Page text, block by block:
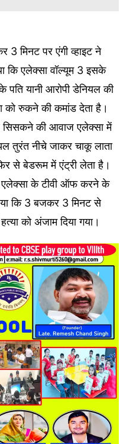
मिनट पर एंगी व्हाइट ने
कि एलेक्सा वॉल्यूम 3 इसके
यानी आरोपी डेनियल की
को रुकने की कमांड देता है।
की आवाज एलेक्सा में
तुरंत नीचे जाकर चाकू लाता
से बेडरूम में एंट्री लेता है।
के टीवी ऑफ करने के
कि 3 बजकर 3 मिनट से
को अंजाम दिया गया।